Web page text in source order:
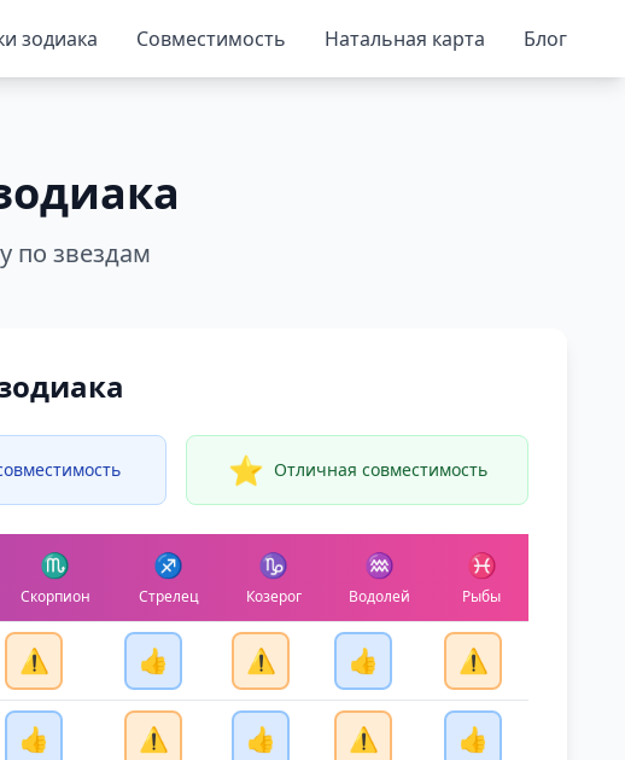
зодиака Совместимость Натальная карта Блог
по звездам
⭐ Отличная совместимость
♏
Скорпион
♐
Стрелец
♑
Козерог
♒
Водолей
♓
Рыбы
⚠️ 👍 ⚠️ 👍 ⚠️
👍 ⚠️ 👍 ⚠️ 👍